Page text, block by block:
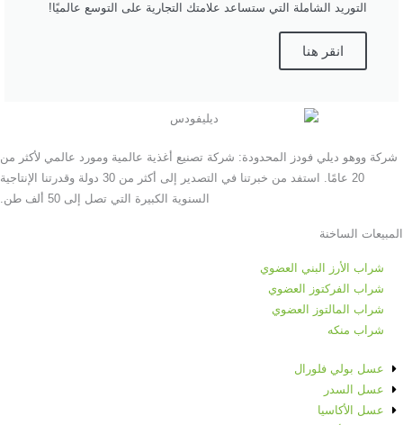
التوريد الشاملة التي ستساعد علامتك التجارية على التوسع عالميًا!
انقر هنا
شركة ووهو ديلي فودز المحدودة: شركة تصنيع أغذية عالمية ومورد عالمي لأكثر من
20 عامًا. استفد من خبرتنا في التصدير إلى أكثر من 30 دولة وقدرتنا الإنتاجية
السنوية الكبيرة التي تصل إلى 50 ألف طن.
المبيعات الساخنة
شراب الأرز البني العضوي
شراب الفركتوز العضوي
شراب المالتوز العضوي
شراب منكه
عسل بولي فلورال
عسل السدر
عسل الأكاسيا